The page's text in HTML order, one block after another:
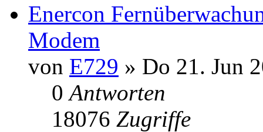
Enercon
Modem
von E729 » Do 21. Jun
0Antworten
18076 Zugriffe